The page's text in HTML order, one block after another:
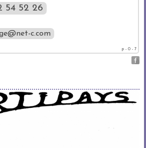
54 52 26
c.com
p - 0 - 7